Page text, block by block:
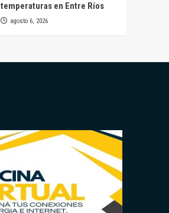
temperaturas en Entre Ríos
agosto 6, 2026